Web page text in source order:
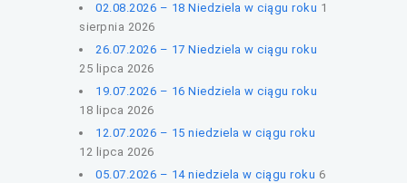
02.08.2026 – 18 Niedziela w ciągu roku 1
sierpnia 2026
26.07.2026 – 17 Niedziela w ciągu roku
25 lipca 2026
19.07.2026 – 16 Niedziela w ciągu roku
18 lipca 2026
12.07.2026 – 15 niedziela w ciągu roku
12 lipca 2026
05.07.2026 – 14 niedziela w ciągu roku 6